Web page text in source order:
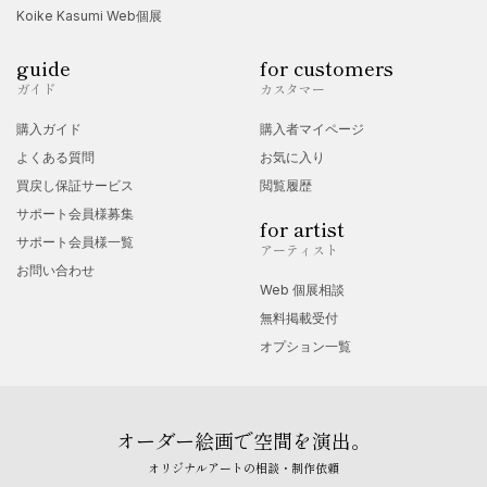
Koike Kasumi Web個展
guide
ガイド
購入ガイド
よくある質問
買戻し保証サービス
サポート会員様募集
サポート会員様一覧
お問い合わせ
for customers
カスタマー
購入者マイページ
お気に入り
閲覧履歴
for artist
アーティスト
Web 個展相談
無料掲載受付
オプション一覧
オーダー絵画で空間を演出。
オリジナルアートの相談・制作依頼